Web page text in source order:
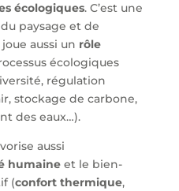
écologiques. C’est une
paysage et de
aussi un rôle
écologiques
régulation
stockage de carbone,
des eaux…).
aussi
humaine et le bien-
(confort thermique,